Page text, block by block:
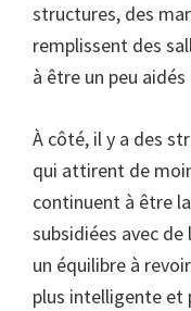
structures, des
remplissent des
à être un peu
À côté, il y a des
qui attirent de
continuent à être
subsidiées avec de
un équilibre à
plus intelligente et